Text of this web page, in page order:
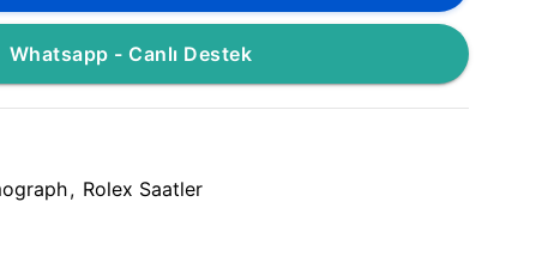
Whatsapp - Canlı Destek
, Rolex Saatler